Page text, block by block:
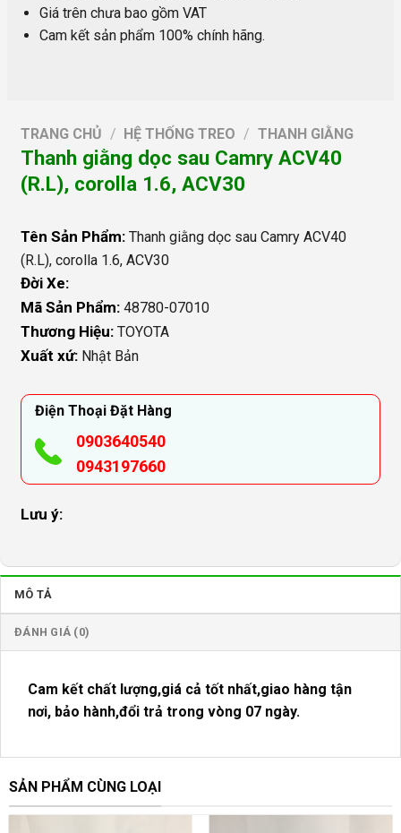
Giá trên chưa bao gồm VAT
Cam kết sản phẩm 100% chính hãng.
TRANG CHỦ / HỆ THỐNG TREO / THANH GIẰNG
Thanh giằng dọc sau Camry ACV40
(R.L), corolla 1.6, ACV30
Tên Sản Phẩm: Thanh giằng dọc sau Camry ACV40
(R.L), corolla 1.6, ACV30
Đời Xe:
Mã Sản Phẩm: 48780-07010
Thương Hiệu: TOYOTA
Xuất xứ: Nhật Bản
Điện Thoại Đặt Hàng
0903640540
0943197660
Lưu ý:
MÔ TẢ
ĐÁNH GIÁ (0)
Cam kết chất lượng,giá cả tốt nhất,giao hàng tận
nơi, bảo hành,đổi trả trong vòng 07 ngày.
SẢN PHẨM CÙNG LOẠI